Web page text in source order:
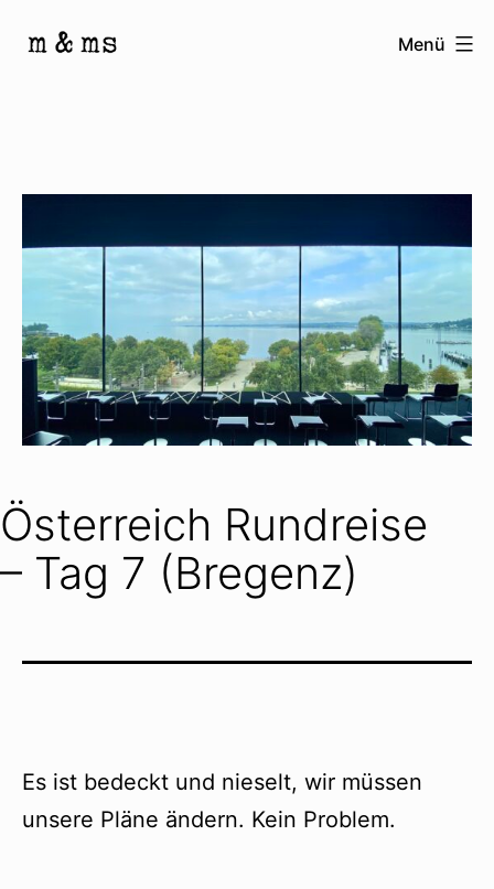
Inhalt
&
Menü
Österreich Rundreise
– Tag 7 (Bregenz)
Es ist bedeckt und nieselt, wir müssen
unsere Pläne ändern. Kein Problem.